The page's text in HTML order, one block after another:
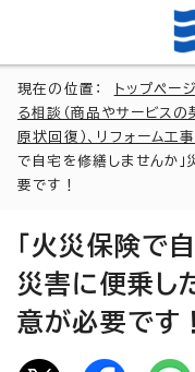
現在の位置： トップページ
る相談（商品やサービスの
原状回復）、リフォーム工
で自宅を修繕しませんか
要です！
「火災保険で
災害に便乗し
意が必要です！